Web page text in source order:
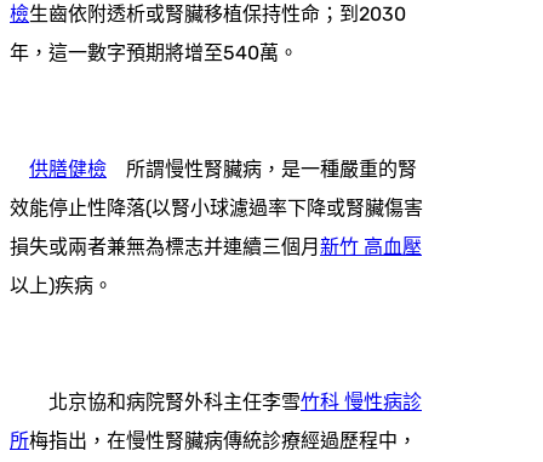
檢生齒依附透析或腎臟移植保持性命；到2030
年，這一數字預期將增至540萬。
供膳健檢 所謂慢性腎臟病，是一種嚴重的腎
效能停止性降落(以腎小球濾過率下降或腎臟傷害
損失或兩者兼無為標志并連續三個月 新竹 高血壓
以上)疾病。
北京協和病院腎外科主任李雪竹科 慢性病診
所梅指出，在慢性腎臟病傳統診療經過歷程中，